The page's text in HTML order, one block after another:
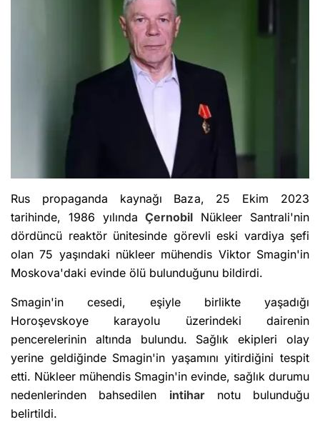
Rus propaganda kaynağı Baza, 25 Ekim 2023
tarihinde, 1986 yılındaÇernobil Nükleer Santrali'nin
dördüncü reaktör ünitesinde görevli eski vardiya şefi
olan 75 yaşındaki nükleer mühendis Viktor Smagin'in
Moskova'daki evinde ölü bulunduğunu bildirdi.
Smagin'in cesedi, eşiyle birlikte yaşadığı
Horoşevskoye karayolu üzerindeki dairenin
pencerelerinin altında bulundu. Sağlık ekipleri olay
yerine geldiğinde Smagin'in yaşamını yitirdiğini tespit
etti. Nükleer mühendis Smagin'in evinde, sağlık durumu
nedenlerinden bahsedilen intiharnotu bulunduğu
belirtildi.